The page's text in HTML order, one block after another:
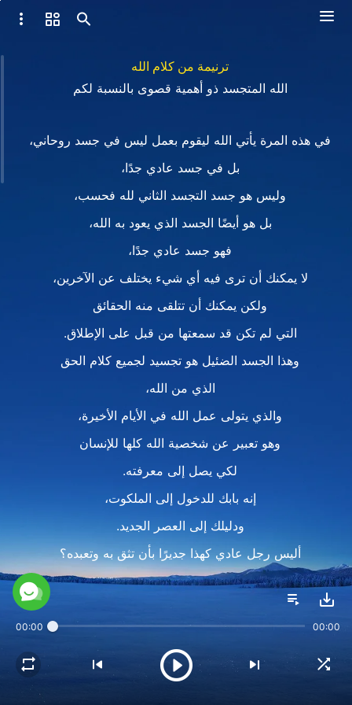
ترنيمة من كلام الله
الله المتجسد ذو أهمية قصوى بالنسبة لكم
في هذه المرة يأتي الله ليقوم بعمل ليس في جسد روحاني،
بل في جسد عادي جدًا،
وليس هو جسد التجسد الثاني لله فحسب،
بل هو أيضًا الجسد الذي يعود به الله،
فهو جسد عادي جدًا،
لا يمكنك أن ترى فيه أي شيء يختلف عن الآخرين،
ولكن يمكنك أن تتلقى منه الحقائق
التي لم تكن قد سمعتها من قبل على الإطلاق.
وهذا الجسد الضئيل هو تجسيد لجميع كلام الحق
الذي من الله،
والذي يتولى عمل الله في الأيام الأخيرة،
وهو تعبير عن شخصية الله كلها للإنسان
لكي يصل إلى معرفته.
إنه بابك للدخول إلى الملكوت،
ودليلك إلى العصر الجديد.
أليس رجل عادي كهذا جديرًا بأن تثق به وتعبده؟
1
سيغدق عليك بكل شيء،
00:00 00:00